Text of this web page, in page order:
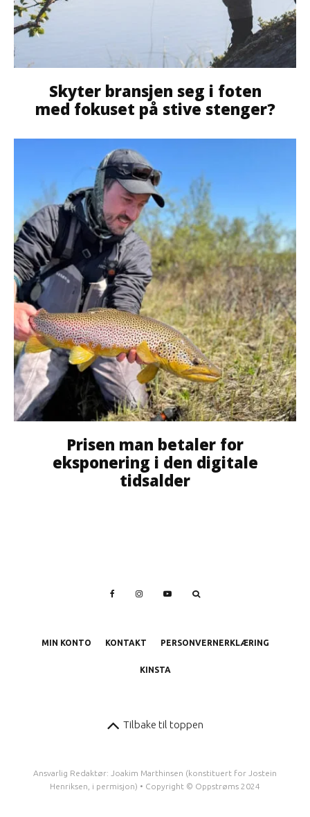
Skyter bransjen seg i foten
med fokuset på stive stenger?
Prisen man betaler for
eksponering i den digitale
tidsalder
MIN KONTO KONTAKT PERSONVERNERKLÆRING
KINSTA
Tilbake til toppen
Ansvarlig Redaktør: Joakim Marthinsen (konstituert for Jostein
Henriksen, i permisjon) • Copyright © Oppstrøms 2024